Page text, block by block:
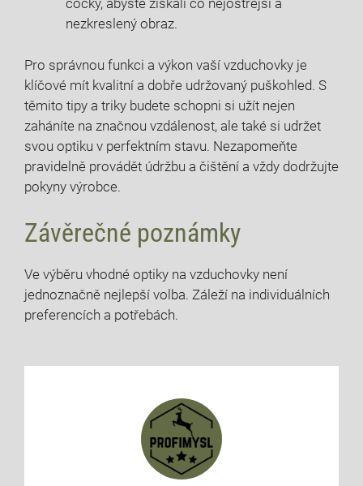
čočky, abyste získali co nejostřejší a
nezkreslený obraz.
Pro správnou funkci a výkon vaší vzduchovky je
klíčové mít kvalitní a dobře udržovaný puškohled. S
těmito tipy a triky budete schopni si užít nejen
zaháníte na značnou vzdálenost, ale také si udržet
svou optiku v perfektním stavu. Nezapomeňte
pravidelně provádět údržbu a čištění a vždy dodržujte
pokyny výrobce.
Závěrečné poznámky
Ve výběru vhodné optiky na vzduchovky není
jednoznačně nejlepší volba. Záleží na individuálních
preferencích a potřebách.